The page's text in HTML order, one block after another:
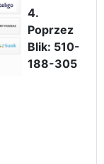
4.
Poprzez
Blik: 510-
188-305